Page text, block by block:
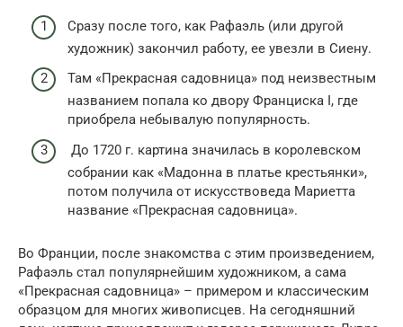
Сразу после того, как Рафаэль (или другой
художник) закончил работу, ее увезли в Сиену.
Там «Прекрасная садовница» под неизвестным
названием попала ко двору Франциска I, где
приобрела небывалую популярность.
До 1720 г. картина значилась в королевском
собрании как «Мадонна в платье крестьянки»,
потом получила от искусствоведа Мариетта
название «Прекрасная садовница».
Во Франции, после знакомства с этим произведением,
Рафаэль стал популярнейшим художником, а сама
«Прекрасная садовница» – примером и классическим
образцом для многих живописцев. На сегодняшний